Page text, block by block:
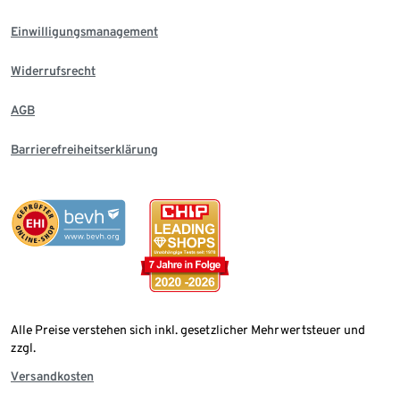
Einwilligungsmanagement
Widerrufsrecht
AGB
Barrierefreiheitserklärung
Alle Preise verstehen sich inkl. gesetzlicher Mehrwertsteuer und
zzgl.
Versandkosten